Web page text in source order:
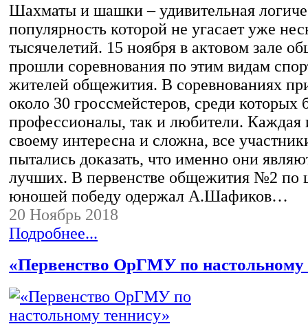
Шахматы и шашки – удивительная
популярность которой не угасает уже
тысячелетий. 15 ноября в актовом зале
прошли соревнования по этим видам
жителей общежития. В соревнованиях
около 30 гроссмейстеров, среди которых
профессионалы, так и любители. Каждая
своему интересна и сложна, все
пытались доказать, что именно они
лучших. В первенстве общежития №2 по
юношей победу одержал А.Шафиков…
20 Ноябрь 2018
Подробнее...
«Первенство ОрГМУ по настольному